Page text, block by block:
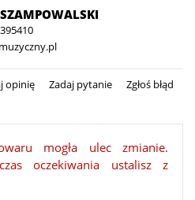
opinię Zadaj pytanie Zgłoś błąd
mogła ulec zmianie.
oczekiwania ustalisz z